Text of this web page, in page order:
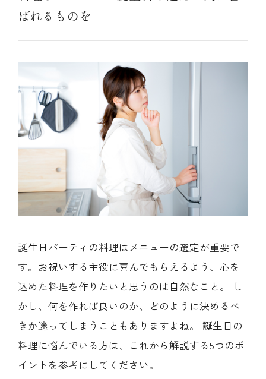
ばれるものを
誕生日パーティの料理はメニューの選定が重要で
す。お祝いする主役に喜んでもらえるよう、心を
込めた料理を作りたいと思うのは自然なこと。 し
かし、何を作れば良いのか、どのように決めるべ
きか迷ってしまうこともありますよね。 誕生日の
料理に悩んでいる方は、これから解説する5つのポ
イントを参考にしてください。